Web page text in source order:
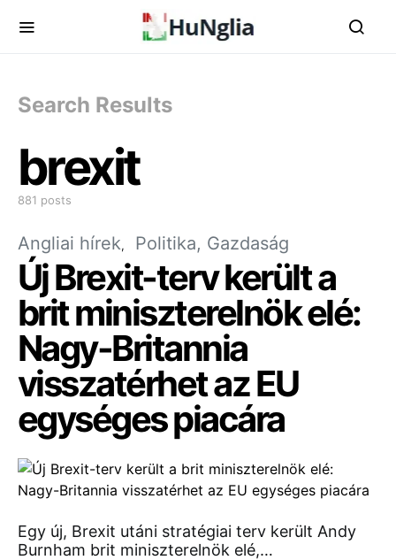
Search Results
brexit
881 posts
Angliai hírek Politika, Gazdaság
Új Brexit-terv került a
brit miniszterelnök elé:
Nagy-Britannia
visszatérhet az EU
egységes piacára
Egy új, Brexit utáni stratégiai terv került Andy
Burnham brit miniszterelnök elé,…